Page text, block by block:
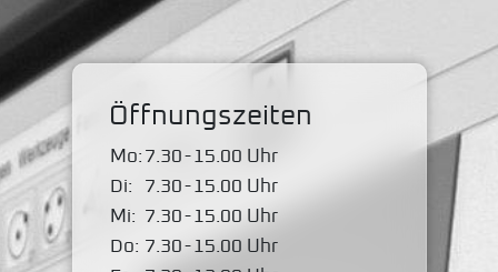
Öffnungszeiten
Mo: 7.30- 15.00 Uhr
Di:
7.30- 15.00 Uhr
Mi: 7.30- 15.00 Uhr
Do: 7.30- 15.00 Uhr